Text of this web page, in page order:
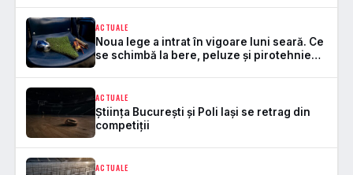
ACTUALE
Noua lege a intrat în vigoare luni seară. Ce
se schimbă la bere, peluze și pirotehnie
ACTUALE
Știința București și Poli Iași se retrag din
competiții
ACTUALE